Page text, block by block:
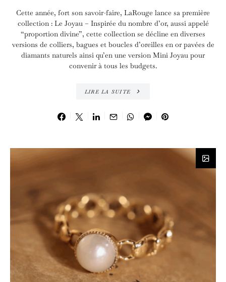
Cette année, fort son savoir-faire, LaRouge lance sa première
collection : Le Joyau – Inspirée du nombre d’or, aussi appelé
“proportion divine”, cette collection se décline en diverses
versions de colliers, bagues et boucles d’oreilles en or pavées de
diamants naturels ainsi qu’en une version Mini Joyau pour
convenir à tous les budgets.
LIRE LA SUITE